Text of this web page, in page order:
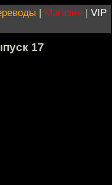
| Магазин | VIP
17